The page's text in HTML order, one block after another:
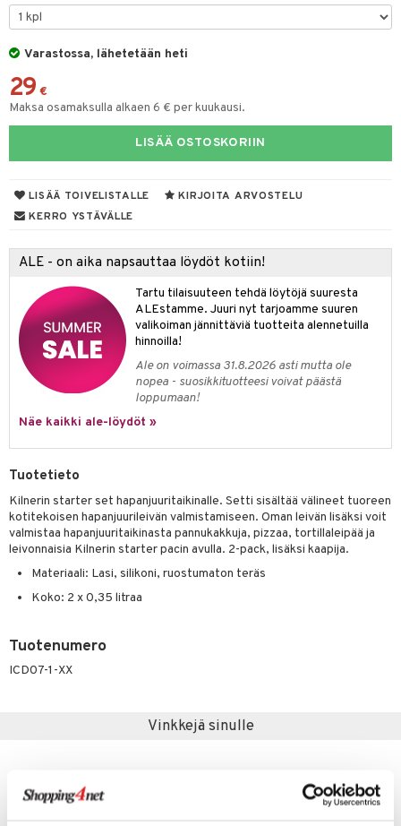
Varastossa, lähetetään heti
29 €
Maksa osamaksulla alkaen 6 € per kuukausi.
LISÄÄ OSTOSKORIIN
LISÄÄ TOIVELISTALLE
KIRJOITA ARVOSTELU
KERRO YSTÄVÄLLE
ALE - on aika napsauttaa löydöt kotiin!
Tartu tilaisuuteen tehdä löytöjä suuresta
ALEstamme. Juuri nyt tarjoamme suuren
valikoiman jännittäviä tuotteita alennetuilla
hinnoilla!
Ale on voimassa 31.8.2026 asti mutta ole
nopea - suosikkituotteesi voivat päästä
loppumaan!
Näe kaikki ale-löydöt »
Tuotetieto
Kilnerin starter set hapanjuuritaikinalle. Setti sisältää välineet tuoreen
kotitekoisen hapanjuurileivän valmistamiseen. Oman leivän lisäksi voit
valmistaa hapanjuuritaikinasta pannukakkuja, pizzaa, tortillaleipää ja
leivonnaisia Kilnerin starter pacin avulla. 2-pack, lisäksi kaapija.
Materiaali: Lasi, silikoni, ruostumaton teräs
Koko: 2 x 0,35 litraa
Tuotenumero
ICD07-1-XX
Vinkkejä sinulle
& Vihannesveitset
sisustus
tarvikkeita
tekstiilit
koristelu
säilytys
tekstiilit
Saalit
& Tyynyliinat
& Peitot
& Koukut
& Korit
& Veistokset
& Lyhdyt
& Korit
tekstiilit
tekstiilit
tekstiilit
& Tyynyliinat
& Peitot
hyönteissuoja
& Lyhdyt
& vastauksia